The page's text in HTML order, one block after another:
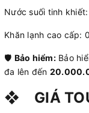
Nước suối tinh
Khăn lạnh cao cấp:
🛡️ Bảo hiểm:Bảo
đa lên đến
❖ GIÁ